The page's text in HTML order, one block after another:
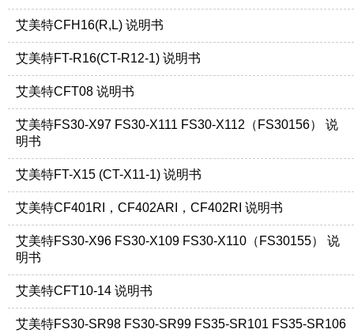
艾美特CFH16(R,L) 说明书
艾美特FT-R16(CT-R12-1) 说明书
艾美特CFT08 说明书
艾美特FS30-X97 FS30-X111 FS30-X112（FS30156） 说
明书
艾美特FT-X15 (CT-X11-1) 说明书
艾美特CF401RI，CF402ARI，CF402RI 说明书
艾美特FS30-X96 FS30-X109 FS30-X110（FS30155） 说
明书
艾美特CFT10-14 说明书
艾美特FS30-SR98 FS30-SR99 FS35-SR101 FS35-SR106